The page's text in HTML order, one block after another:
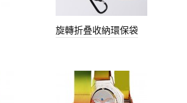
旋轉折叠收納環保袋